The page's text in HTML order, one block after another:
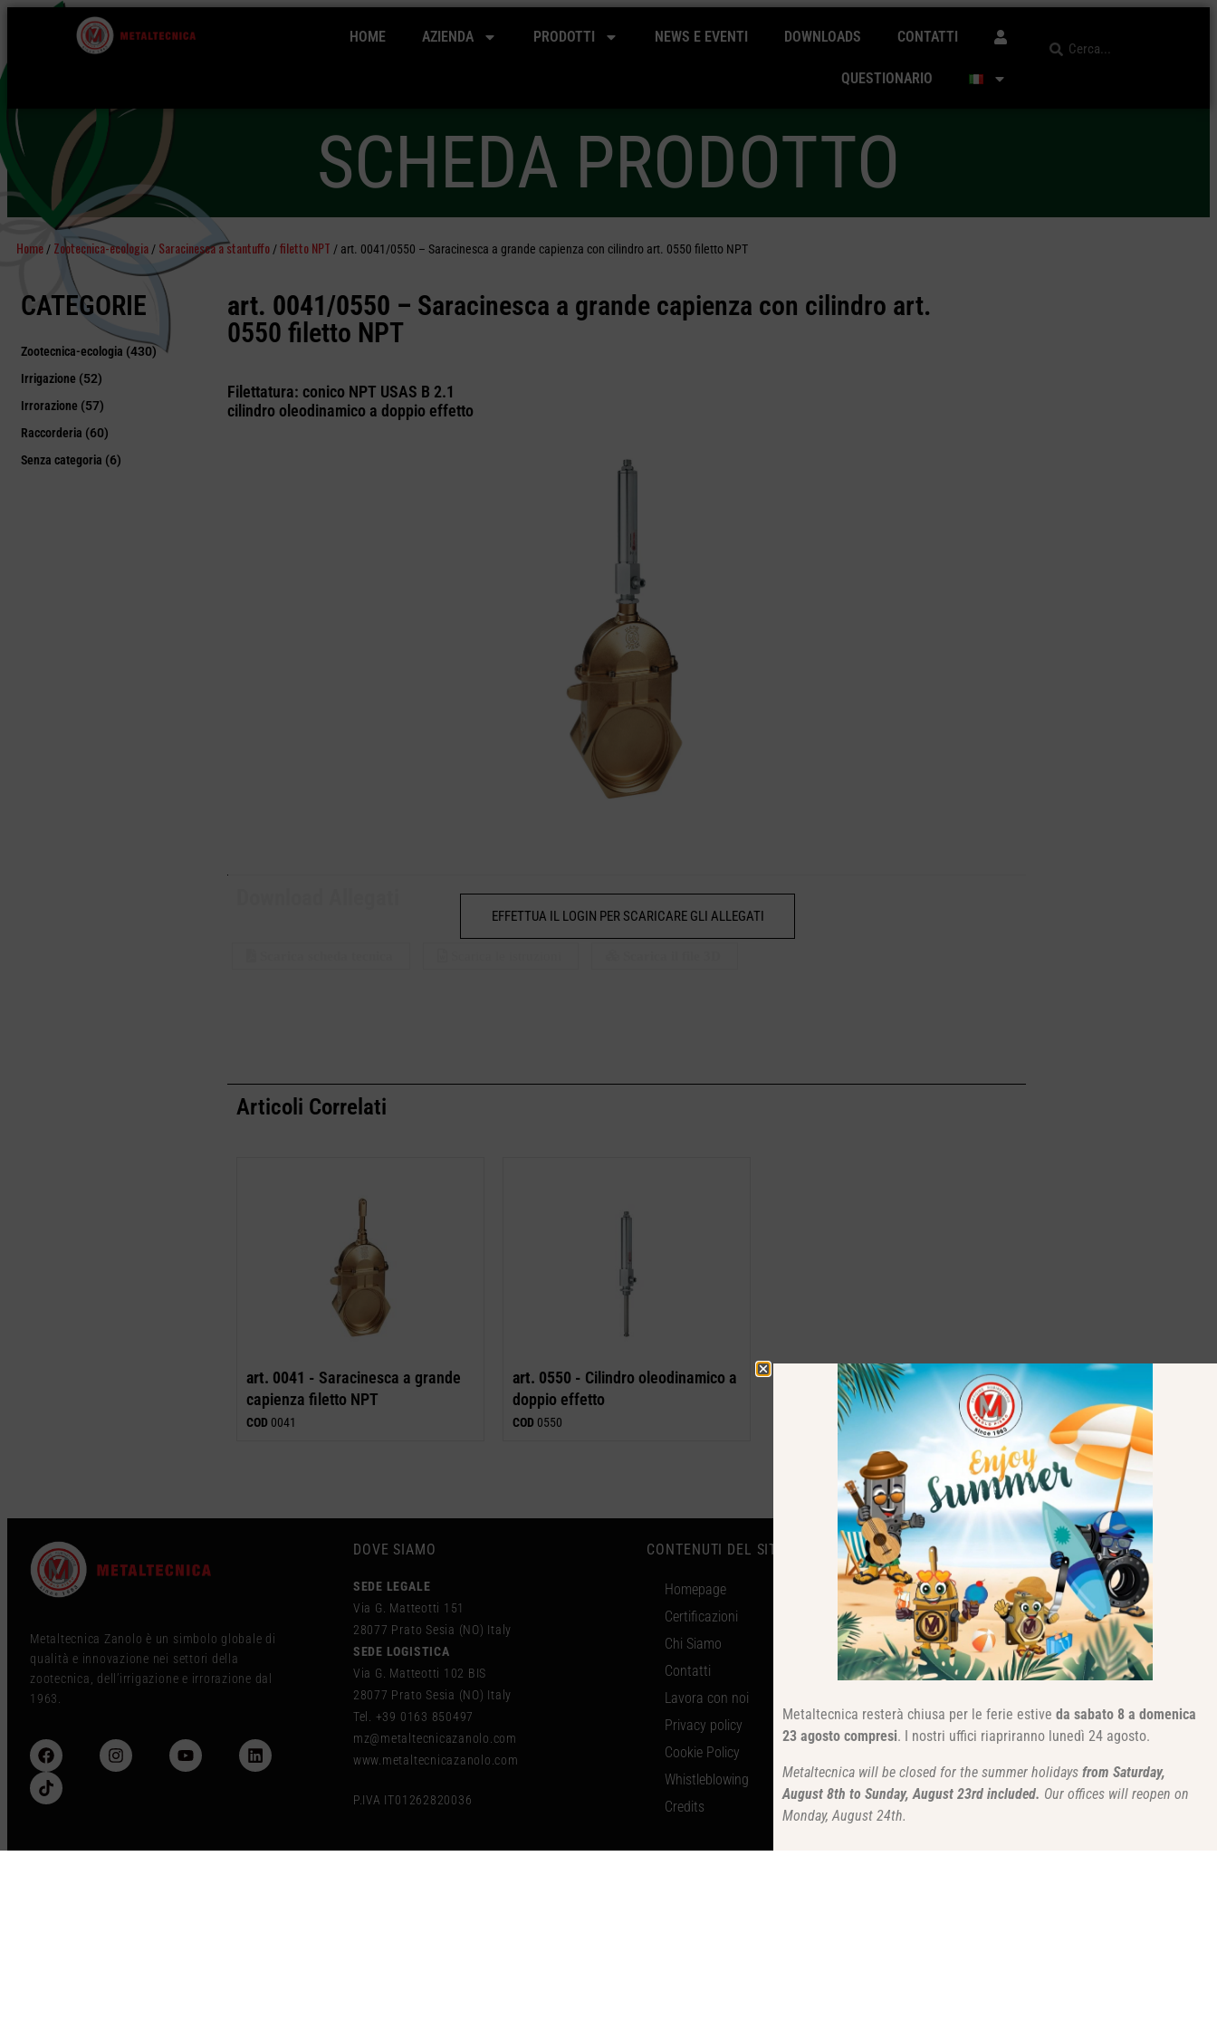
HOME AZIENDA PRODOTTI NEWS E EVENTI DOWNLOADS CONTATTI
QUESTIONARIO
SCHEDA PRODOTTO
Home / Zootecnica-ecologia / Saracinesca a stantuffo /filetto NPT / art. 0041/0550 – Saracinesca a grande capienza con cilindro art. 0550 filetto NPT
CATEGORIE
Zootecnica-ecologia (430)
Irrigazione (52)
Irrorazione (57)
Raccorderia (60)
Senza categoria (6)
art. 0041/0550 – Saracinesca a grande capienza con cilindro art.
0550 filetto NPT
Filettatura: conico NPT USAS B 2.1
cilindro oleodinamico a doppio effetto
EFFETTUA IL LOGIN PER SCARICARE GLI ALLEGATI
Articoli Correlati
art. 0041 - Saracinesca a grande
capienza filetto NPT
COD 0041
art. 0550 - Cilindro oleodinamico a
doppio effetto
COD 0550
Metaltecnica Zanolo è un simbolo globale di
qualità e innovazione nei settori della
zootecnica, dell’irrigazione e irrorazione dal
1963.
DOVE SIAMO
SEDE LEGALE
Via G. Matteotti 151
28077 Prato Sesia (NO) Italy
SEDE LOGISTICA
Via G. Matteotti 102 BIS
28077 Prato Sesia (NO) Italy
Tel. +39 0163 850497
mz@metaltecnicazanolo.com
www.metaltecnicazanolo.com
P.IVA IT01262820036
CONTENUTI DEL SITO
Homepage
Certificazioni
Chi Siamo
Contatti
Lavora con noi
Privacy policy
Cookie Policy
Whistleblowing
Credits
RIMANI AGGIORNATO
Clicca qui e iscriviti alla nostra newsletter per
rimanere aggiornato.
Metaltecnica resterà chiusa per le ferie estive da sabato 8 a domenica
23 agosto compresi. I nostri uffici riapriranno lunedì 24 agosto.
Metaltecnica will be closed for the summer holidays from Saturday,
August 8th to Sunday, August 23rd included. Our offices will reopen on
Monday, August 24th.